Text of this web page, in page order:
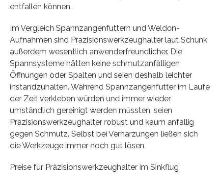
entfallen können.
Im Vergleich Spannzangenfuttern und Weldon-
Aufnahmen sind Präzisionswerkzeughalter laut Schunk
außerdem wesentlich anwenderfreundlicher. Die
Spannsysteme hätten keine schmutzanfälligen
Öffnungen oder Spalten und seien deshalb leichter
instandzuhalten. Während Spannzangenfutter im Laufe
der Zeit verkleben würden und immer wieder
umständlich gereinigt werden müssten, seien
Präzisionswerkzeughalter robust und kaum anfällig
gegen Schmutz. Selbst bei Verharzungen ließen sich
die Werkzeuge immer noch gut lösen.
Preise für Präzisionswerkzeughalter im Sinkflug